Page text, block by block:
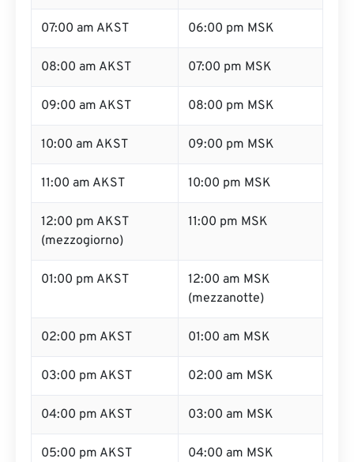
07:00 am AKST 06:00 pm MSK
08:00 am AKST 07:00 pm MSK
09:00 am AKST 08:00 pm MSK
10:00 am AKST 09:00 pm MSK
11:00 am AKST 10:00 pm MSK
12:00 pm AKST
(mezzogiorno)
11:00 pm MSK
01:00 pm AKST
12:00 am MSK
(mezzanotte)
02:00 pm AKST 01:00 am MSK
03:00 pm AKST 02:00 am MSK
04:00 pm AKST 03:00 am MSK
05:00 pm AKST 04:00 am MSK